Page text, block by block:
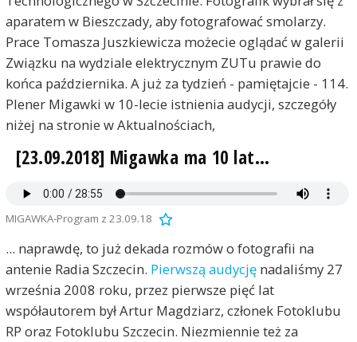
aparatem w Bieszczady, aby fotografować smolarzy.
Prace Tomasza Juszkiewicza możecie oglądać w galerii
Związku na wydziale elektrycznym ZUTu prawie do
końca października. A już za tydzień - pamiętajcie - 114.
Plener Migawki w 10-lecie istnienia audycji, szczegóły
niżej na stronie w Aktualnościach,
[23.09.2018] Migawka ma 10 lat...
MIGAWKA-Program z 23.09.18
... naprawdę, to już dekada rozmów o fotografii na
antenie Radia Szczecin. Pierwszą audycjęnadaliśmy 27
września 2008 roku, przez pierwsze pięć lat
współautorem był Artur Magdziarz, członek Fotoklubu
RP oraz Fotoklubu Szczecin. Niezmiennie też za